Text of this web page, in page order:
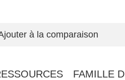
à la comparaison
FAMILLE